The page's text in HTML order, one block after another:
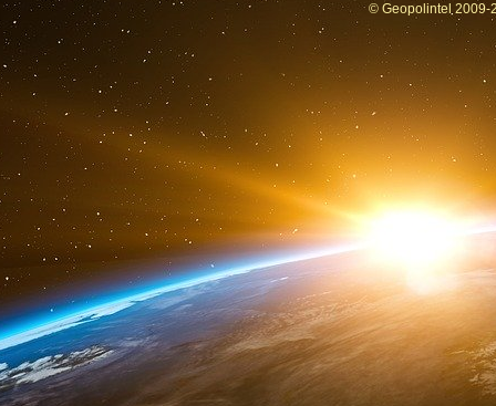
© Geopolintel 2009-